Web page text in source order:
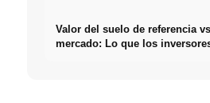
Valor del suelo de referencia
mercado: Lo que los